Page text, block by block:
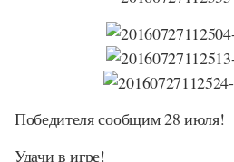
Победителя сообщим 28 июля!
Удачи в игре!